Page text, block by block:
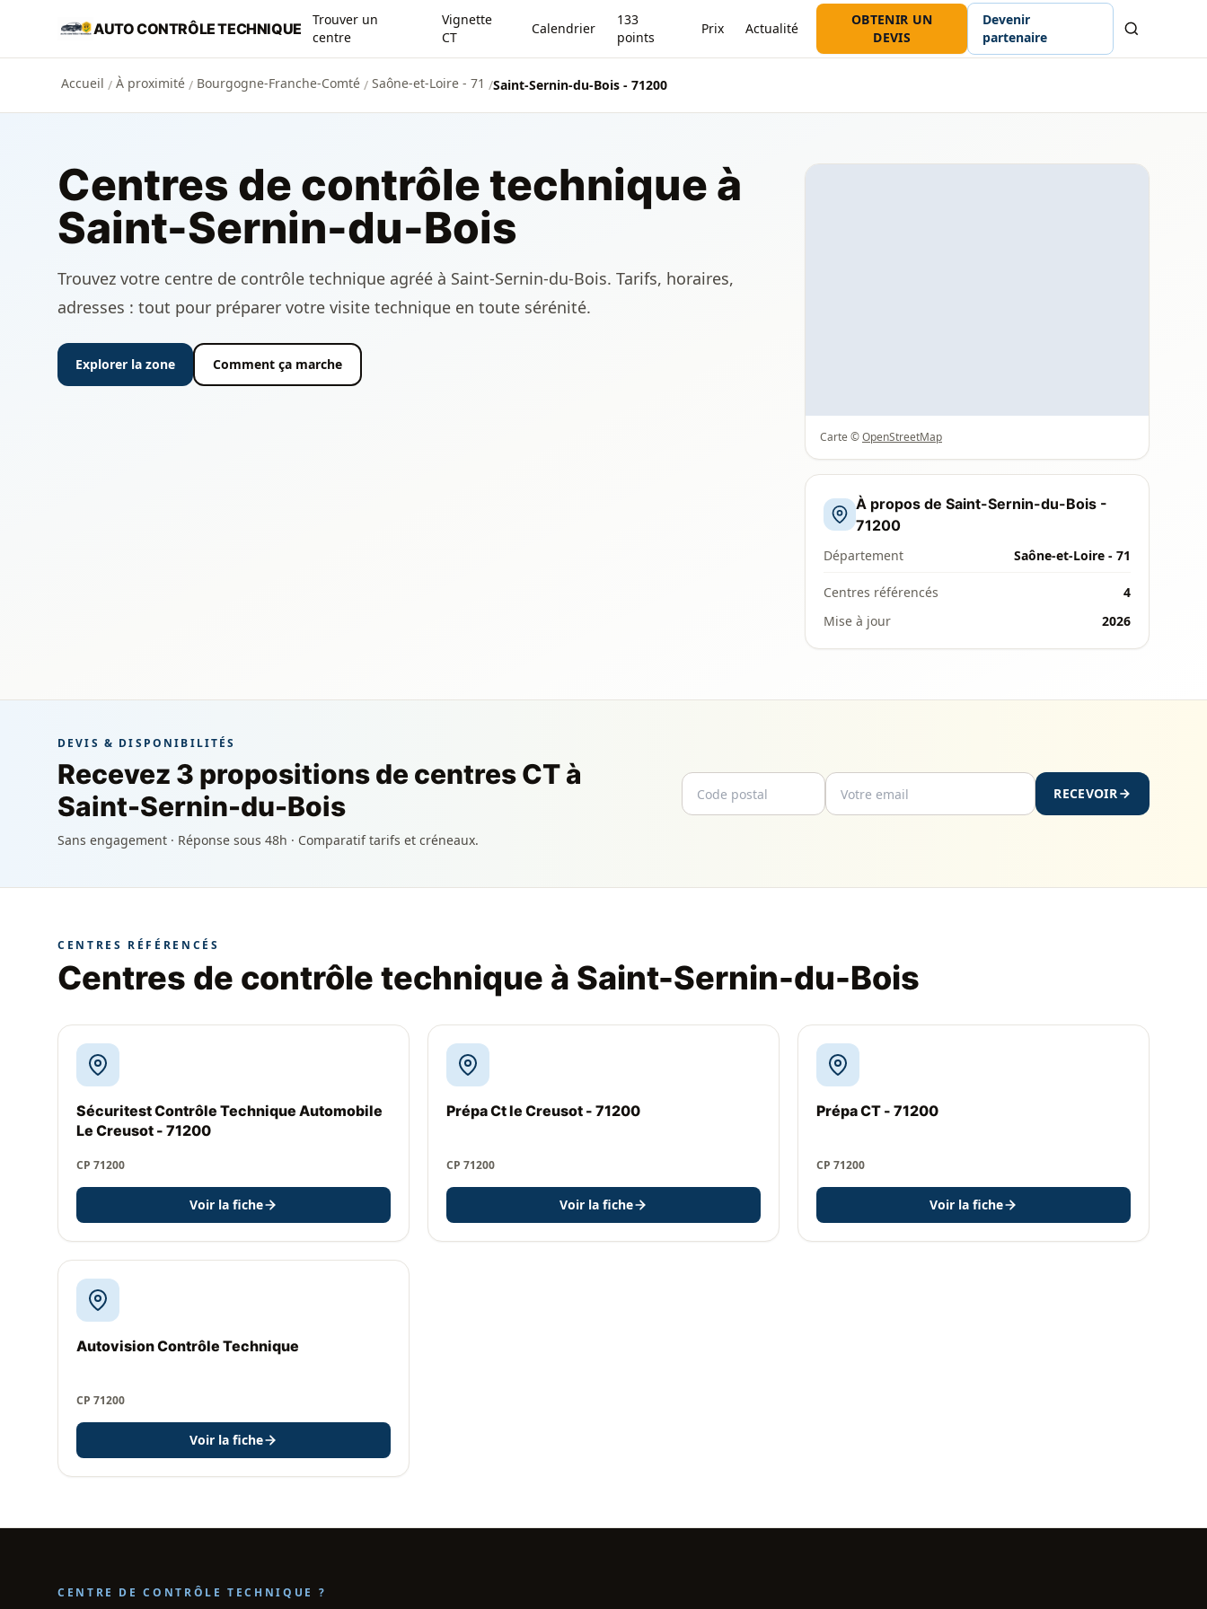
Aller au contenu principal
AUTO CONTRÔLE TECHNIQUE
Trouver un
centre
Vignette
CT
Calendrier
133
points
Prix Actualité
OBTENIR UN
DEVIS
Devenir
partenaire
Accueil / À proximité / Bourgogne-Franche-Comté / Saône-et-Loire - 71 /Saint-Sernin-du-Bois - 71200
Centres de contrôle technique à
Saint-Sernin-du-Bois
Trouvez votre centre de contrôle technique agréé à Saint-Sernin-du-Bois. Tarifs, horaires,
adresses : tout pour préparer votre visite technique en toute sérénité.
Explorer la zone Comment ça marche
Carte ©OpenStreetMap
À propos de Saint-Sernin-du-Bois -
71200
Département Saône-et-Loire - 71
Centres référencés
4
Mise à jour
2026
DEVIS & DISPONIBILITÉS
Recevez 3 propositions de centres CT à
Saint-Sernin-du-Bois
Sans engagement · Réponse sous 48h · Comparatif tarifs et créneaux.
Code postal
Email
RECEVOIR
CENTRES RÉFÉRENCÉS
Centres de contrôle technique à Saint-Sernin-du-Bois
Sécuritest Contrôle Technique Automobile
Le Creusot - 71200
CP 71200
Voir la fiche
Prépa Ct le Creusot - 71200
CP 71200
Voir la fiche
Prépa CT - 71200
CP 71200
Voir la fiche
Autovision Contrôle Technique
CP 71200
Voir la fiche
CENTRE DE CONTRÔLE TECHNIQUE ?